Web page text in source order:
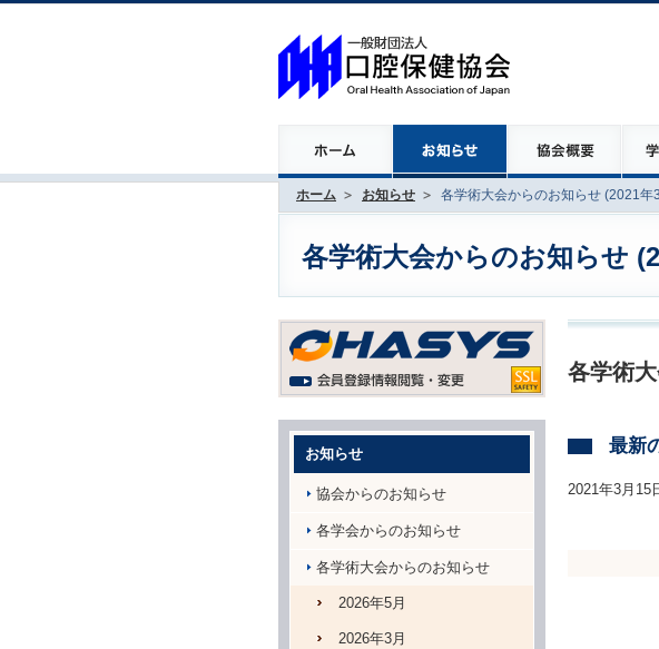
ホーム お知らせ 各学術大会からのお知らせ (2021年
各学術大会からのお知らせ
各学術
最新
2021年3月15
お知らせ
協会からのお知らせ
各学会からのお知らせ
各学術大会からのお知らせ
2026年5月
2026年3月